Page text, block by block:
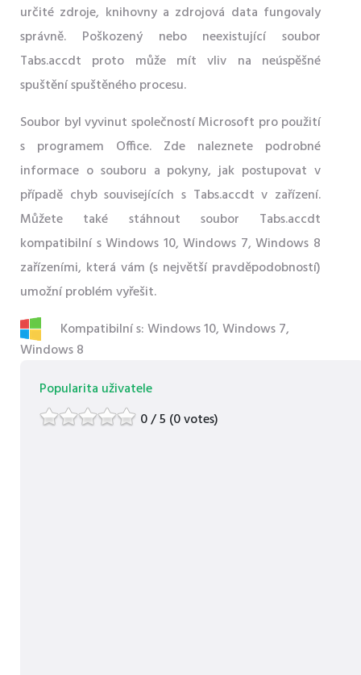
určité zdroje, knihovny a zdrojová data fungovaly
správně. Poškozený nebo neexistující soubor
Tabs.accdt proto může mít vliv na neúspěšné
spuštění spuštěného procesu.
Soubor byl vyvinut společností Microsoft pro použití
s ​​programem Office. Zde naleznete podrobné
informace o souboru a pokyny, jak postupovat v
případě chyb souvisejících s Tabs.accdt v zařízení.
Můžete také stáhnout soubor Tabs.accdt
kompatibilní s Windows 10, Windows 7, Windows 8
zařízeními, která vám (s největší pravděpodobností)
umožní problém vyřešit.
Kompatibilní s: Windows 10, Windows 7,
Windows 8
Popularita uživatele
0 / 5 (0 votes)